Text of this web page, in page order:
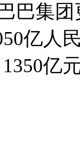
巴集
亿人
亿